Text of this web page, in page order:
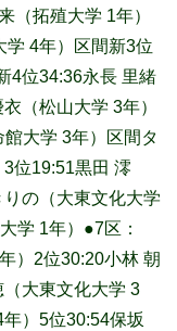
（拓殖大学 1年）
学 4年）区間新3位
4位34:36永長 里緒
（松山大学 3年）
大学 3年）区間タ
位19:51黒田 澪
りの（大東文化大学
学 1年）●7区：
）2位30:20小林 朝
（大東文化大学 3
）5位30:54保坂